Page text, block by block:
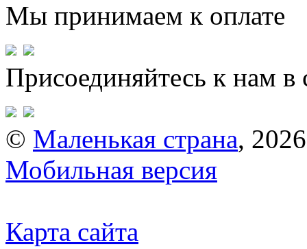
Мы принимаем к оплате
Присоединяйтесь к нам в
© Маленькая страна, 2026
Мобильная версия
Карта сайта